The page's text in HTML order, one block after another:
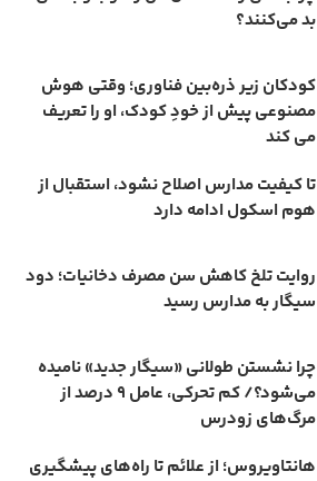
بد می‌کنند؟
کودکان زیر ذره‌بین فناوری؛ وقتی هوش
مصنوعی پیش از خودِ کودک، او را تعریف
می ‌کند
تا کیفیت مدارس اصلاح نشود، استقبال از
هوم ‌اسکول ادامه دارد
روایت تلخ کاهش سن مصرف دخانیات؛ دود
سیگار به مدارس رسید
چرا نشستن طولانی «سیگار جدید» نامیده
می‌شود؟/ کم‌ تحرکی، عامل ۹ درصد از
مرگ‌های زودرس
هانتاویروس؛ از علائم تا راه‌های پیشگیری